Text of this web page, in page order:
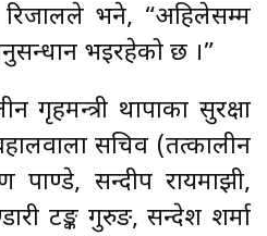
रिजालले भने, “अहिलेसम्म
भइरहेको छ ।”
गृहमन्त्री थापाका सुरक्षा
सचिव (तत्कालीन
सन्दीप रायमाझी,
टङ्क गुरुङ, सन्देश शर्मा